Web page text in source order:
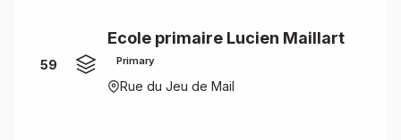
59
Ecole primaire Lucien Maillart
Primary
Rue du Jeu de Mail